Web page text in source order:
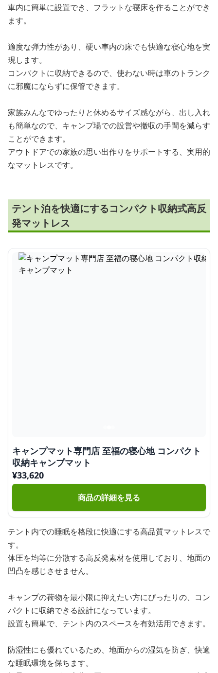
車内に簡単に設置でき、フラットな寝床を作ることができ
ます。
適度な弾力性があり、硬い車内の床でも快適な寝心地を実
現します。
コンパクトに収納できるので、使わない時は車のトランク
に邪魔にならずに保管できます。
家族みんなでゆったりと休めるサイズ感ながら、出し入れ
も簡単なので、キャンプ場での設営や撤収の手間を減らす
ことができます。
アウトドアでの家族の思い出作りをサポートする、実用的
なマットレスです。
テント泊を快適にするコンパクト収納式高反
発マットレス
キャンプマット専門店 至福の寝心地 コンパクト
収納キャンプマット
¥33,620
商品の詳細を見る
テント内での睡眠を格段に快適にする高品質マットレスで
す。
体圧を均等に分散する高反発素材を使用しており、地面の
凹凸を感じさせません。
キャンプの荷物を最小限に抑えたい方にぴったりの、コン
パクトに収納できる設計になっています。
設置も簡単で、テント内のスペースを有効活用できます。
防湿性にも優れているため、地面からの湿気を防ぎ、快適
な睡眠環境を保ちます。